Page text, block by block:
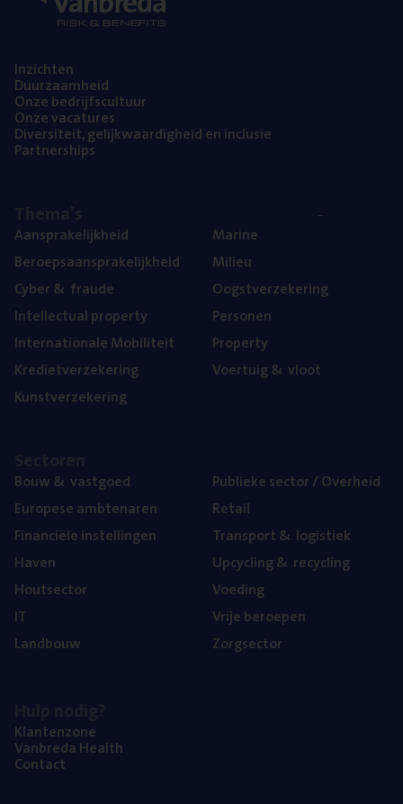
Inzich­ten
Duur­zaam­heid
Onze bedrijfs­cul­tuur
Onze vaca­tu­res
Diver­si­teit, gelijk­waar­dig­heid en inclusie
Part­ner­ships
Aan­spra­ke­lijk­heid
Beroeps­aan­spra­ke­lijk­heid
Cyber& fraude
Intel­lec­tu­al property
Inter­na­ti­o­na­le Mobiliteit
Kre­diet­ver­ze­ke­ring
Kunst­ver­ze­ke­ring
Mari­ne
Mili­eu
Oogst­ver­ze­ke­ring
Per­so­nen
Pro­per­ty
Voer­tuig& vloot
Bouw& vastgoed
Euro­pe­se ambtenaren
Finan­ci­ë­le instellingen
Haven
Hout­sec­tor
IT
Land­bouw
Publie­ke sec­tor / Overheid
Retail
Trans­port& logistiek
Upcy­cling& recycling
Voe­ding
Vrije beroe­pen
Zorg­sec­tor
Klan­ten­zo­ne
Van­b­re­da Health
Con­tact